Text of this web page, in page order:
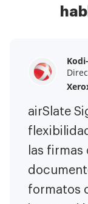
airSlate
las
formatos
airSlate
más fácil.
tener la
contratos
es menos
Este
valor de
librado
Soy
nativos